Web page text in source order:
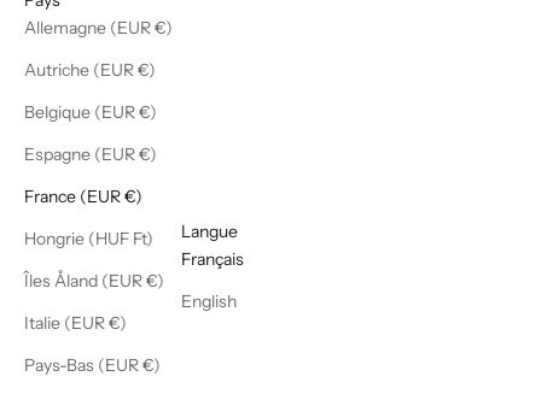
Allemagne (EUR €)
Autriche (EUR €)
Belgique (EUR €)
Espagne (EUR €)
France (EUR €)
Hongrie (HUF Ft)
Îles Åland (EUR €)
Italie (EUR €)
Pays-Bas (EUR €)
Langue
Français
English